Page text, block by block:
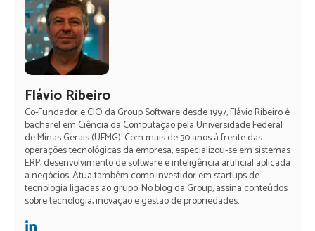
Flávio Ribeiro
Co-Fundador e CIO da Group Software desde 1997, Flávio Ribeiro é
bacharel em Ciência da Computação pela Universidade Federal
de Minas Gerais (UFMG). Com mais de 30 anos à frente das
operações tecnológicas da empresa, especializou-se em sistemas
ERP, desenvolvimento de software e inteligência artificial aplicada
a negócios. Atua também como investidor em startups de
tecnologia ligadas ao grupo. No blog da Group, assina conteúdos
sobre tecnologia, inovação e gestão de propriedades.